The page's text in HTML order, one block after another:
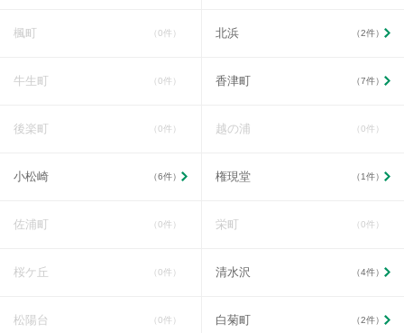
楓町 （0件） 北浜 （2件）
牛生町 （0件） 香津町 （7件）
後楽町 （0件） 越の浦 （0件）
小松崎 （6件） 権現堂 （1件）
佐浦町 （0件） 栄町 （0件）
桜ケ丘 （0件） 清水沢 （4件）
松陽台 （0件） 白菊町 （2件）